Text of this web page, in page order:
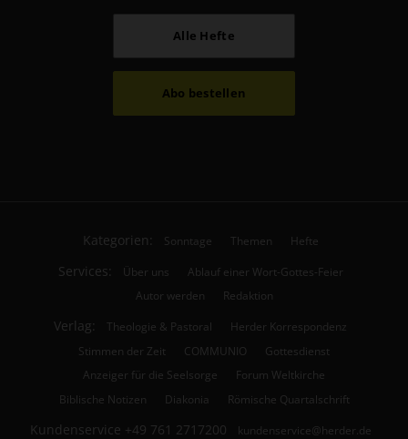
Alle Hefte
Abo bestellen
Kategorien: Sonntage Themen Hefte
Services: Über uns
Ablauf einer Wort-Gottes-Feier
Autor werden
Redaktion
Verlag: Theologie & Pastoral
Herder Korrespondenz
Stimmen der Zeit
COMMUNIO
Gottesdienst
Anzeiger für die Seelsorge
Forum Weltkirche
Biblische Notizen
Diakonia Römische Quartalschrift
Kundenservice +49 761 2717200
kundenservice@herder.de